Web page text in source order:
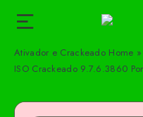
Ativador e Crackeado Home »
ISO Crackeado 9.7.6.3860